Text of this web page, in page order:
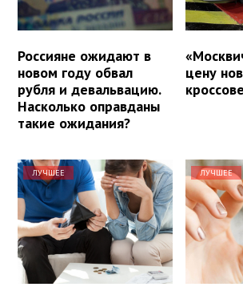
Россияне ожидают в
новом году обвал
рубля и девальвацию.
Насколько оправданы
такие ожидания?
цену
ЛУЧШЕЕ ЛУЧШЕЕ